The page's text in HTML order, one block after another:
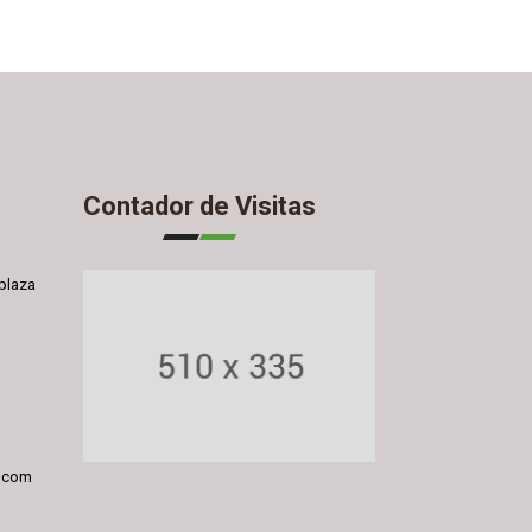
Contador de Visitas